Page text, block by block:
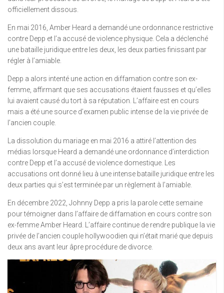
officiellement dissous.
En mai 2016, Amber Heard a demandé une ordonnance restrictive
contre Depp et l’a accusé de violence physique. Cela a déclenché
une bataille juridique entre les deux, les deux parties finissant par
régler à l’amiable.
Depp a alors intenté une action en diffamation contre son ex-
femme, affirmant que ses accusations étaient fausses et qu’elles
lui avaient causé du tort à sa réputation. L’affaire est en cours
mais a été une source d’examen public intense de la vie privée de
l’ancien couple.
La dissolution du mariage en mai 2016 a attiré l’attention des
médias lorsque Heard a demandé une ordonnance d’interdiction
contre Depp et l’a accusé de violence domestique. Les
accusations ont donné lieu à une intense bataille juridique entre les
deux parties qui s’est terminée par un règlement à l’amiable.
En décembre 2022, Johnny Depp a pris la parole cette semaine
pour témoigner dans l’affaire de diffamation en cours contre son
ex-femme Amber Heard. L’affaire continue de rendre publique la vie
privée de l’ancien couple hollywoodien qui n’était marié que depuis
deux ans avant leur âpre procédure de divorce.